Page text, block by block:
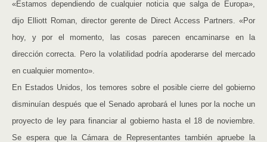
«Estamos dependiendo de cualquier noticia que salga de Europa»,
dijo Elliott Roman, director gerente de Direct Access Partners. «Por
hoy, y por el momento, las cosas parecen encaminarse en la
dirección correcta. Pero la volatilidad podría apoderarse del mercado
en cualquier momento».
En Estados Unidos, los temores sobre el posible cierre del gobierno
disminuían después que el Senado aprobará el lunes por la noche un
proyecto de ley para financiar al gobierno hasta el 18 de noviembre.
Se espera que la Cámara de Representantes también apruebe la